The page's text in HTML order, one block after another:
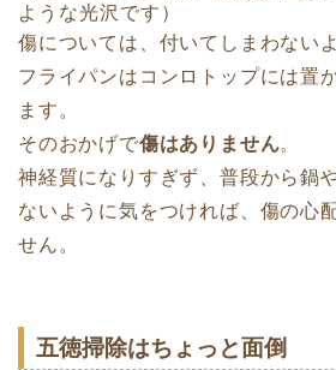
ような光沢です）
傷については、付いてしまわない
フライパンはコンロトップには置
ます。
そのおかげで傷はありません。
神経質になりすぎず、普段から鍋
ないように気をつければ、傷の心
せん。
五徳掃除はちょっと面倒